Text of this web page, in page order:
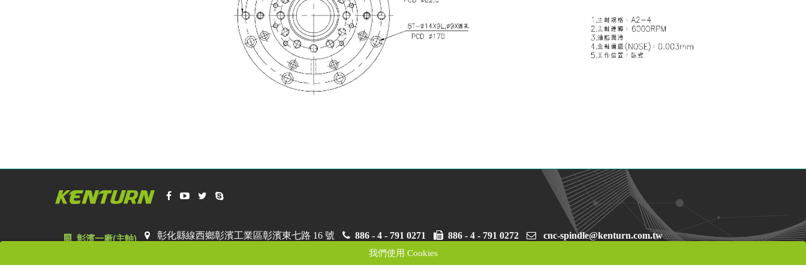
我們使用 Cookies
彰濱一廠(主軸) 彰化縣線西鄉彰濱工業區彰濱東七路 16 號 886 - 4 - 791 0271 886 - 4 - 791 0272 cnc-spindle@kenturn.com.tw
886 - 4 - 791 0688 886 - 4 - 791 0272